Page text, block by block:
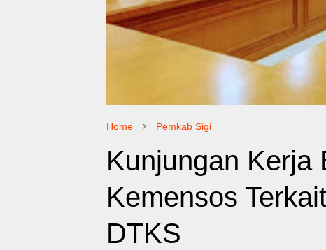
Home Pemkab Sigi
Kunjungan Kerja
Kemensos
DTKS